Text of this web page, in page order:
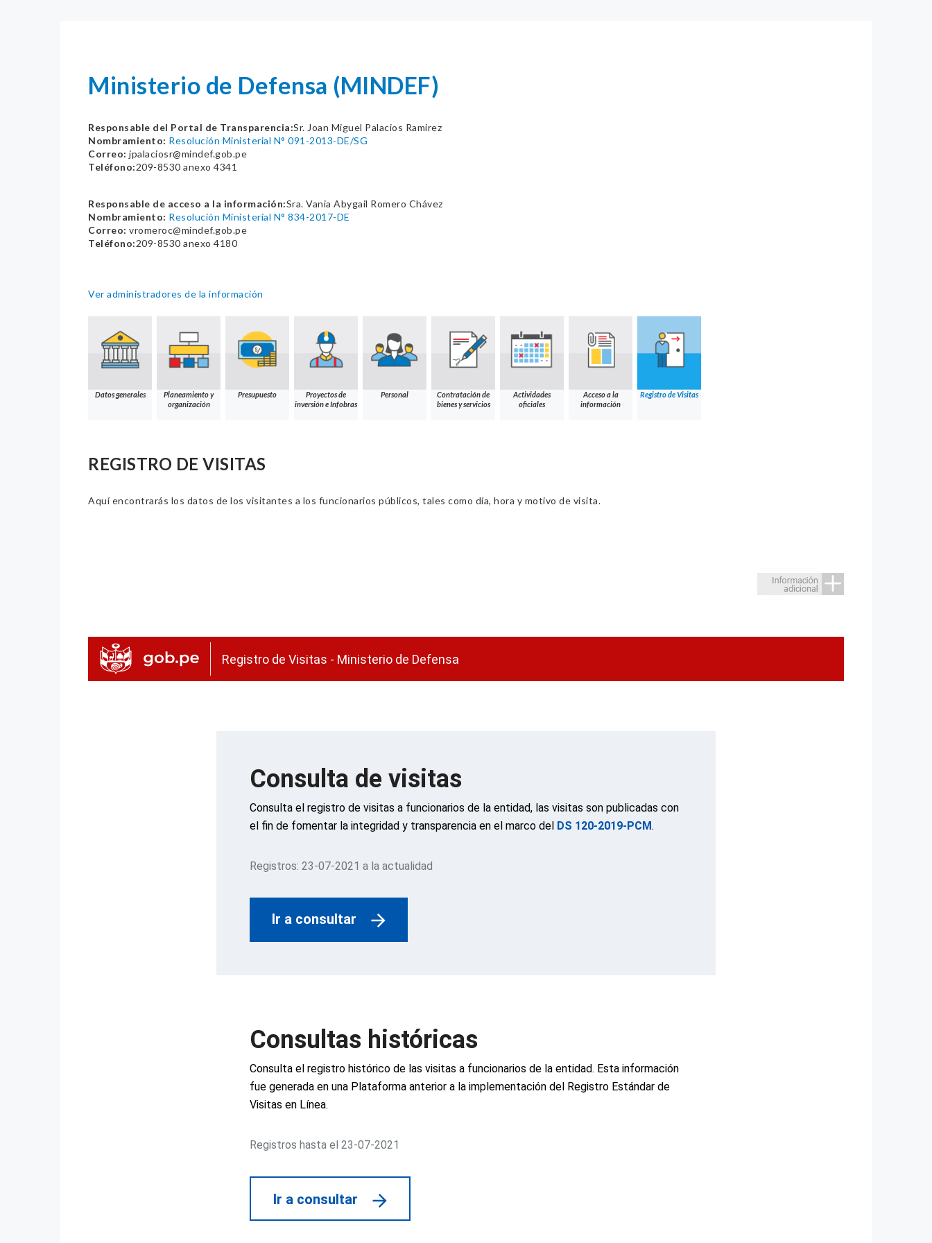
Ministerio de Defensa (MINDEF)
Responsable del Portal de Transparencia:Sr. Joan Miguel Palacios Ramirez
Nombramiento: Resolución Ministerial N° 091-2013-DE/SG
Correo: jpalaciosr@mindef.gob.pe
Teléfono:209-8530 anexo 4341
Responsable de acceso a la información:Sra. Vania Abygail Romero Chávez
Nombramiento: Resolución Ministerial N° 834-2017-DE
Correo: vromeroc@mindef.gob.pe
Teléfono:209-8530 anexo 4180
Ver administradores de la información
Datos generales
Planeamiento y
organización
Presupuesto
Proyectos de
inversión e Infobras
Personal
Contratación de
bienes y servicios
Actividades
oficiales
Acceso a la
información
Registro de Visitas
REGISTRO DE VISITAS
Aquí encontrarás los datos de los visitantes a los funcionarios públicos, tales como día, hora y motivo de visita.